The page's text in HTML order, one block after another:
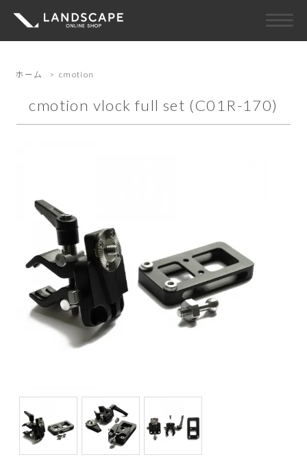
ホーム > cmotion
cmotion vlock full set (C01R-170)